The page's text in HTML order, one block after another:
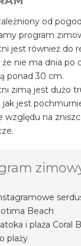
od
program
jest również do
nie ma dnia po
ponad 30 cm.
zimą jest dużo
jak jest
względu na
Beach
i plaża Coral
plaży